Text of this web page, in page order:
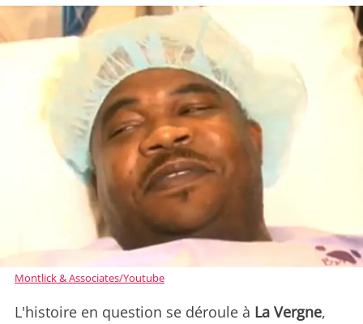
Montlick & Associates/Youtube
L'histoire en question se déroule à La Vergne,